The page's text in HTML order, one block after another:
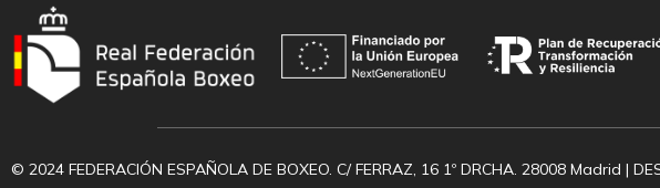
© 2024 FEDERACIÓN ESPAÑOLA DE BOXEO. C/ FERRAZ, 16 1º DRCHA. 28008 Madrid |